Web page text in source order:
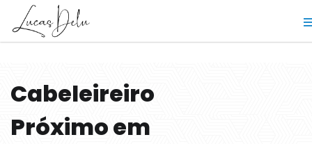
Cabeleireiro
Próximo em